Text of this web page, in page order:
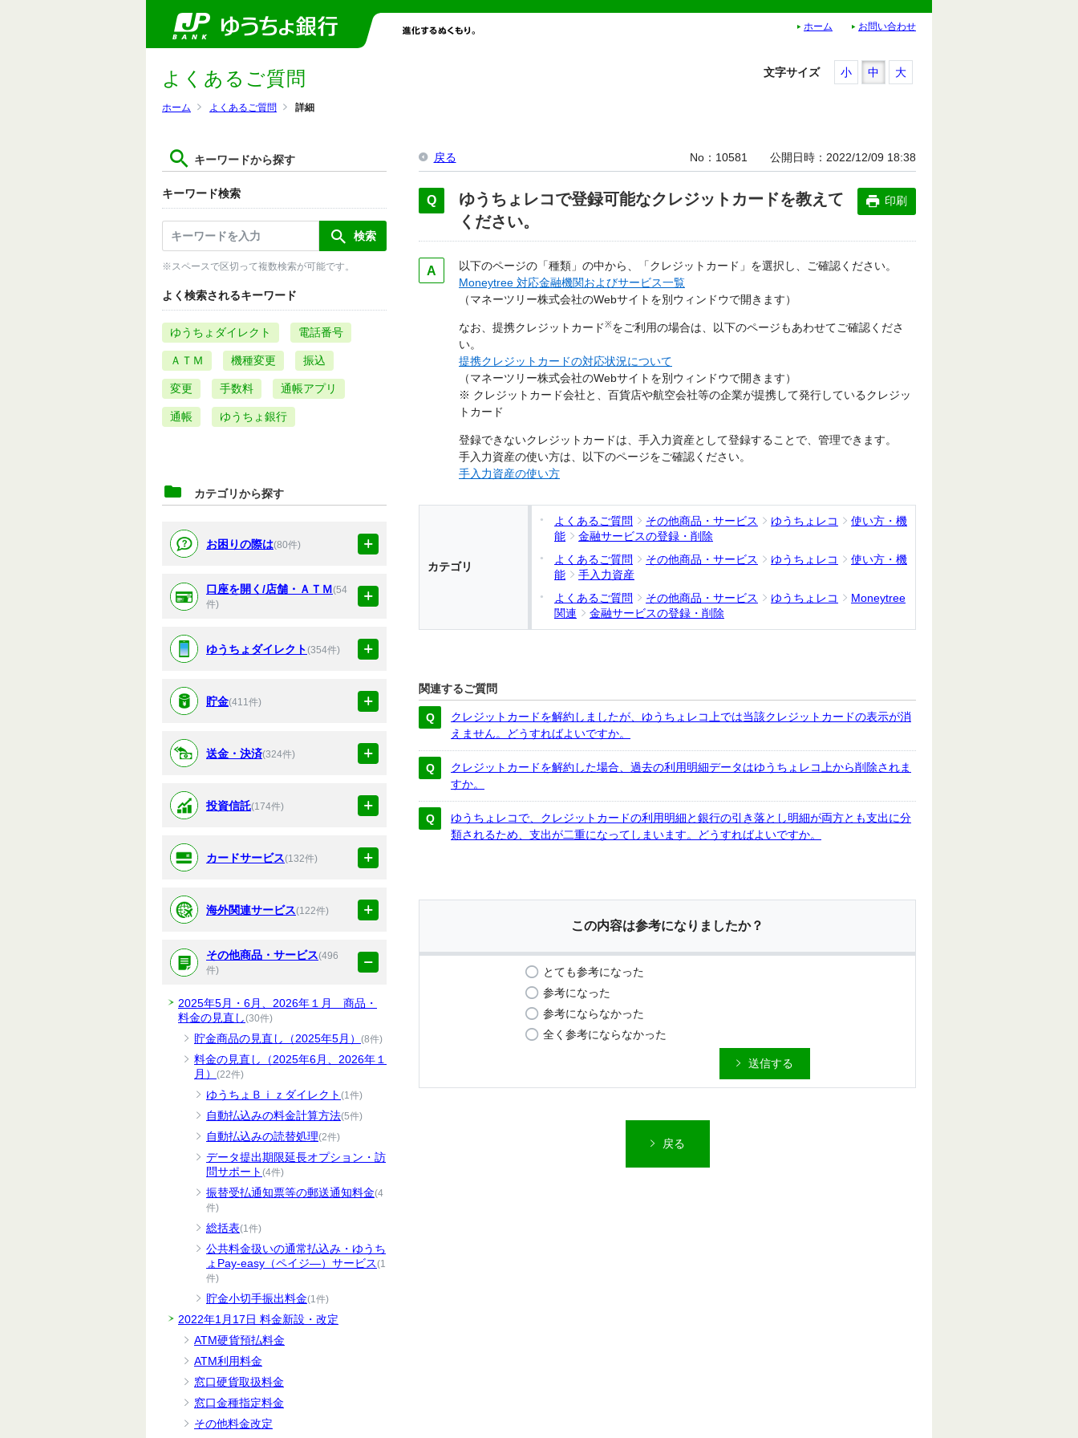
ホーム お問い合わせ
ホーム よくあるご質問 詳細
よくあるご質問
キーワードから探す
キーワード検索
※スペースで区切って複数検索が可能です。
よく検索されるキーワード
ゆうちょダイレクト 電話番号
ＡＴＭ 機種変更 振込
変更 手数料 通帳アプリ
通帳 ゆうちょ銀行
カテゴリから探す
お困りの際は(80件)
口座を開く/店舗・ＡＴＭ(54
件)
ゆうちょダイレクト(354件)
貯金(411件)
送金・決済(324件)
投資信託(174件)
カードサービス(132件)
海外関連サービス(122件)
その他商品・サービス(496
件)
2025年5月・6月、2026年１月 商品・
料金の見直し(30件)
貯金商品の見直し（2025年5月） (8件)
料金の見直し（2025年6月、2026年１
月） (22件)
ゆうちょＢｉｚダイレクト (1件)
自動払込みの料金計算方法(5件)
自動払込みの読替処理(2件)
データ提出期限延長オプション・訪
問サポート (4件)
振替受払通知票等の郵送通知料金(4
件)
総括表(1件)
公共料金扱いの通常払込み・ゆうち
ょPay-easy（ペイジ―）サービス(1
件)
貯金小切手振出料金(1件)
2022年1月17日 料金新設・改定
ATM硬貨預払料金
ATM利用料金
窓口硬貨取扱料金
窓口金種指定料金
その他料金改定
文字サイズ 小 中 大
戻る No 10581 公開日時 2022/12/09 18:38
ゆうちょレコで登録可能なクレジットカードを教えて
ください。
印刷
以下のページの「種類」の中から、「クレジットカード」を選択し、ご確認ください。
Moneytree 対応金融機関およびサービス一覧
（マネーツリー株式会社のWebサイトを別ウィンドウで開きます）
なお、提携クレジットカード※をご利用の場合は、以下のページもあわせてご確認くださ
い。
提携クレジットカードの対応状況について
（マネーツリー株式会社のWebサイトを別ウィンドウで開きます）
※ クレジットカード会社と、百貨店や航空会社等の企業が提携して発行しているクレジッ
トカード
登録できないクレジットカードは、手入力資産として登録することで、管理できます。
手入力資産の使い方は、以下のページをご確認ください。
手入力資産の使い方
カテゴリ
よくあるご質問 その他商品・サービス ゆうちょレコ
使い方・機
能
金融サービスの登録・削除
よくあるご質問
その他商品・サービス ゆうちょレコ
使い方・機
能
手入力資産
よくあるご質問
その他商品・サービス ゆうちょレコ
Moneytree
関連
金融サービスの登録・削除
関連するご質問
クレジットカードを解約しましたが、ゆうちょレコ上では当該クレジットカードの表示が消
えません。どうすればよいですか。
クレジットカードを解約した場合、過去の利用明細データはゆうちょレコ上から削除されま
すか。
ゆうちょレコで、クレジットカードの利用明細と銀行の引き落とし明細が両方とも支出に分
類されるため、支出が二重になってしまいます。どうすればよいですか。
この内容は参考になりましたか？
とても参考になった
参考になった
参考にならなかった
全く参考にならなかった
送信する
戻る